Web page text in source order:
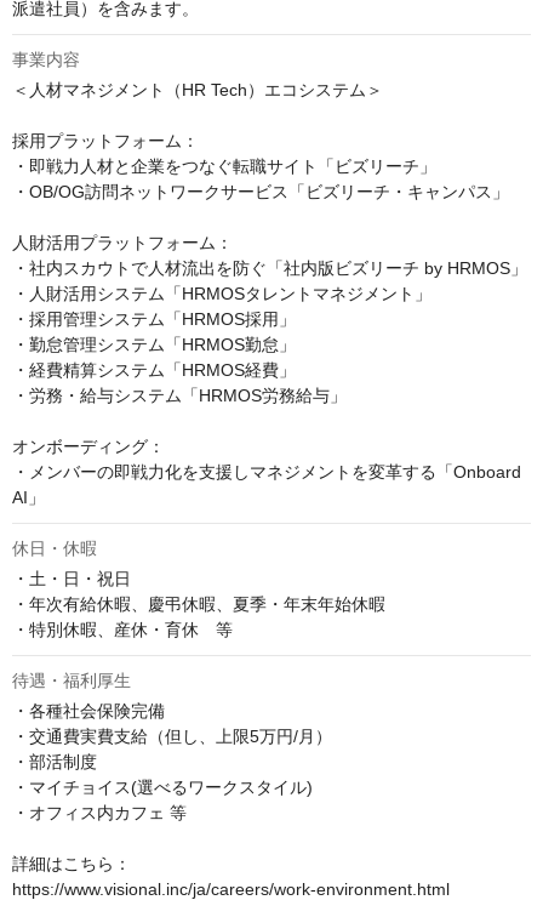
派遣社員）を含みます。
事業内容
＜人材マネジメント（HR Tech）エコシステム＞
採用プラットフォーム：
・即戦力人材と企業をつなぐ転職サイト「ビズリーチ」
・OB/OG訪問ネットワークサービス「ビズリーチ・キャンパス」
人財活用プラットフォーム：
・社内スカウトで人材流出を防ぐ「社内版ビズリーチ by HRMOS」
・人財活用システム「HRMOSタレントマネジメント」
・採用管理システム「HRMOS採用」
・勤怠管理システム「HRMOS勤怠」
・経費精算システム「HRMOS経費」
・労務・給与システム「HRMOS労務給与」
オンボーディング：
・メンバーの即戦力化を支援しマネジメントを変革する「Onboard
AI」
休日・休暇
・土・日・祝日
・年次有給休暇、慶弔休暇、夏季・年末年始休暇
・特別休暇、産休・育休　等
待遇・福利厚生
・各種社会保険完備
・交通費実費支給（但し、上限5万円/月）
・部活制度
・マイチョイス(選べるワークスタイル)
・オフィス内カフェ 等
詳細はこちら：
https://www.visional.inc/ja/careers/work-environment.html